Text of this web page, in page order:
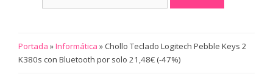
Portada »Informática » Chollo Teclado Logitech Pebble Keys 2
K380s con Bluetooth por solo 21,48€ (-47%)